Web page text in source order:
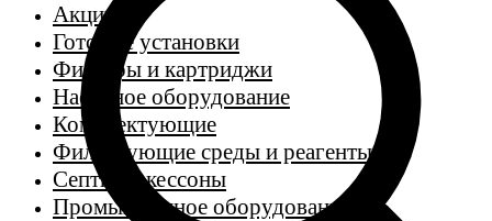
Акции
Готовые установки
Фильтры и картриджи
Насосное оборудование
Комплектующие
Фильтрующие среды и реагенты
Септики, кессоны
Промышленное оборудование